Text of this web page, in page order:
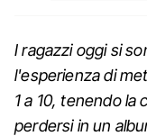
I ragazzi oggi si
l'esperienza di
1 a 10, tenendo
perdersi in un